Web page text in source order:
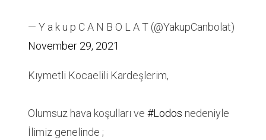
— Y a k u p C A N B O L A T (@YakupCanbolat)
November 29, 2021
Kıymetli Kocaelili Kardeşlerim,
Olumsuz hava koşulları ve #Lodos nedeniyle
İlimiz genelinde ;